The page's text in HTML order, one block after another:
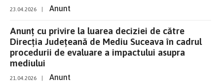
23.04.2026 Anunt
Anunț cu privire la luarea deciziei de către
Direcția Județeană de Mediu Suceava în cadrul
procedurii de evaluare a impactului asupra
mediului
21.04.2026 Anunt